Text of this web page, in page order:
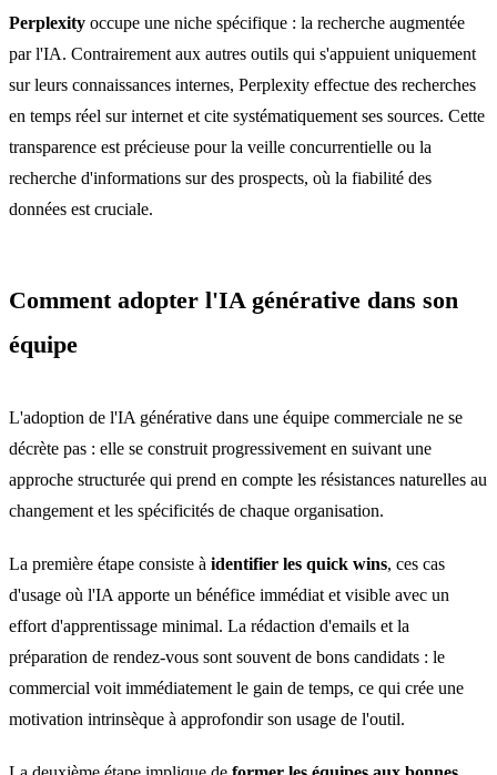
Perplexity occupe une niche spécifique : la recherche augmentée
par l'IA. Contrairement aux autres outils qui s'appuient uniquement
sur leurs connaissances internes, Perplexity effectue des recherches
en temps réel sur internet et cite systématiquement ses sources. Cette
transparence est précieuse pour la veille concurrentielle ou la
recherche d'informations sur des prospects, où la fiabilité des
données est cruciale.
Comment adopter l'IA générative dans son
équipe
L'adoption de l'IA générative dans une équipe commerciale ne se
décrète pas : elle se construit progressivement en suivant une
approche structurée qui prend en compte les résistances naturelles au
changement et les spécificités de chaque organisation.
La première étape consiste à identifier les quick wins, ces cas
d'usage où l'IA apporte un bénéfice immédiat et visible avec un
effort d'apprentissage minimal. La rédaction d'emails et la
préparation de rendez-vous sont souvent de bons candidats : le
commercial voit immédiatement le gain de temps, ce qui crée une
motivation intrinsèque à approfondir son usage de l'outil.